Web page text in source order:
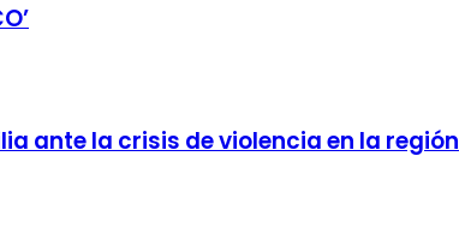
ante la crisis de violencia en la región